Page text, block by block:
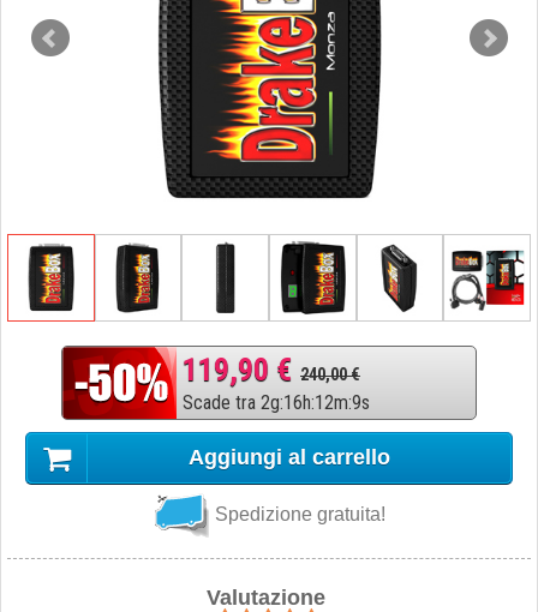
119,90 € 240,00 €
Scade tra 2g:16h:12m:8s
Aggiungi al carrello
Spedizione gratuita!
Valutazione